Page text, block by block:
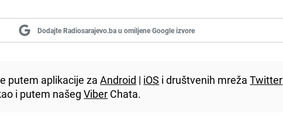
Dodajte Radiosarajevo.ba u omiljene Google izvore
putem aplikacije zaAndroid | iOS i društvenih mrežaTwitter
i putem našegViber Chata.